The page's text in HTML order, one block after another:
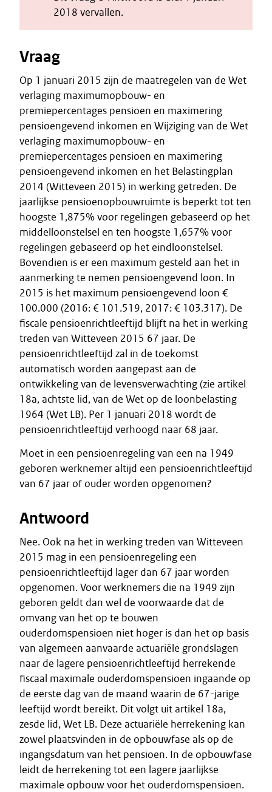
2018 vervallen.
Vraag
Op 1 januari 2015 zijn de maatregelen van de Wet
verlaging maximumopbouw- en
premiepercentages pensioen en maximering
pensioengevend inkomen en Wijziging van de Wet
verlaging maximumopbouw- en
premiepercentages pensioen en maximering
pensioengevend inkomen en het Belastingplan
2014 (Witteveen 2015) in werking getreden. De
jaarlijkse pensioenopbouwruimte is beperkt tot ten
hoogste 1,875% voor regelingen gebaseerd op het
middelloonstelsel en ten hoogste 1,657% voor
regelingen gebaseerd op het eindloonstelsel.
Bovendien is er een maximum gesteld aan het in
aanmerking te nemen pensioengevend loon. In
2015 is het maximum pensioengevend loon €
100.000 (2016: € 101.519, 2017: € 103.317). De
fiscale pensioenrichtleeftijd blijft na het in werking
treden van Witteveen 2015 67 jaar. De
pensioenrichtleeftijd zal in de toekomst
automatisch worden aangepast aan de
ontwikkeling van de levensverwachting (zie artikel
18a, achtste lid, van de Wet op de loonbelasting
1964 (Wet LB). Per 1 januari 2018 wordt de
pensioenrichtleeftijd verhoogd naar 68 jaar.
Moet in een pensioenregeling van een na 1949
geboren werknemer altijd een pensioenrichtleeftijd
van 67 jaar of ouder worden opgenomen?
Antwoord
Nee. Ook na het in werking treden van Witteveen
2015 mag in een pensioenregeling een
pensioenrichtleeftijd lager dan 67 jaar worden
opgenomen. Voor werknemers die na 1949 zijn
geboren geldt dan wel de voorwaarde dat de
omvang van het op te bouwen
ouderdomspensioen niet hoger is dan het op basis
van algemeen aanvaarde actuariële grondslagen
naar de lagere pensioenrichtleeftijd herrekende
fiscaal maximale ouderdomspensioen ingaande op
de eerste dag van de maand waarin de 67-jarige
leeftijd wordt bereikt. Dit volgt uit artikel 18a,
zesde lid, Wet LB. Deze actuariële herrekening kan
zowel plaatsvinden in de opbouwfase als op de
ingangsdatum van het pensioen. In de opbouwfase
leidt de herrekening tot een lagere jaarlijkse
maximale opbouw voor het ouderdomspensioen.